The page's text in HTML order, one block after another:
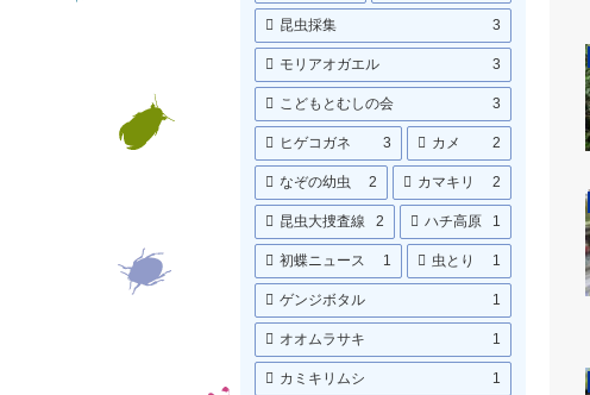
昆虫採集 3
モリアオガエル 3
こどもとむしの会 3
ヒゲコガネ 3 カメ 2
なぞの幼虫 2 カマキリ 2
昆虫大捜査線 2 ハチ高原 1
初蝶ニュース 1 虫とり 1
ゲンジボタル 1
オオムラサキ 1
カミキリムシ 1